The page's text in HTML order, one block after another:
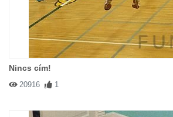
Nincs cím!
20916 1